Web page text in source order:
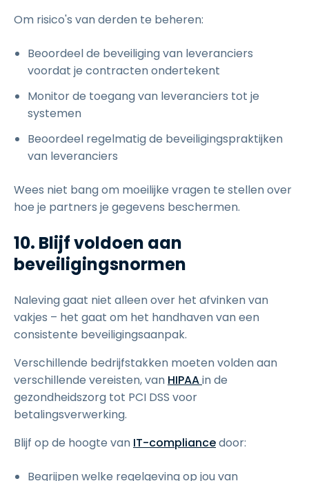
Om risico's van derden te beheren:
Beoordeel de beveiliging van leveranciers
voordat je contracten ondertekent
Monitor de toegang van leveranciers tot je
systemen
Beoordeel regelmatig de beveiligingspraktijken
van leveranciers
Wees niet bang om moeilijke vragen te stellen over
hoe je partners je gegevens beschermen.
10. Blijf voldoen aan
beveiligingsnormen
Naleving gaat niet alleen over het afvinken van
vakjes – het gaat om het handhaven van een
consistente beveiligingsaanpak.
Verschillende bedrijfstakken moeten volden aan
verschillende vereisten, van HIPAAin de
gezondheidszorg tot PCI DSS voor
betalingsverwerking.
Blijf op de hoogte van IT-compliancedoor:
Begrijpen welke regelgeving op jou van